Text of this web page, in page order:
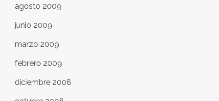
agosto 2009
junio 2009
marzo 2009
febrero 2009
diciembre 2008